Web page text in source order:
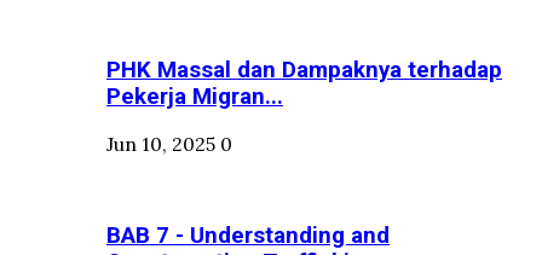
PHK Massal dan Dampaknya terhadap
Pekerja Migran...
Jun 10, 2025 0
BAB 7 - Understanding and